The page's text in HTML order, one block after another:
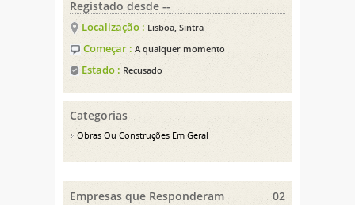
Registado desde --
Localização : Lisboa, Sintra
Começar : A qualquer momento
Estado : Recusado
Categorias
Obras Ou Construções Em Geral
Empresas que Responderam 02